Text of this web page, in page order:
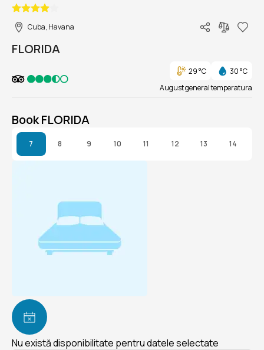
Cuba, Havana
FLORIDA
29 °C
30 °C
August general temperatura
Book FLORIDA
7 8 9 10 11 12 13 14
Nu există disponibilitate pentru datele selectate